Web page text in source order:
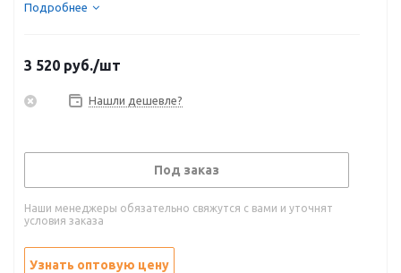
Подробнее
3 520 руб./шт
Нашли дешевле?
Под заказ
Наши менеджеры обязательно свяжутся с вами и уточнят
условия заказа
Узнать оптовую цену